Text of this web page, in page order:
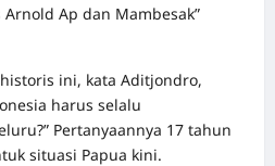
Ap dan Mambesak”
ini, kata Aditjondro,
harus selalu
Pertanyaannya 17 tahun
situasi Papua kini.